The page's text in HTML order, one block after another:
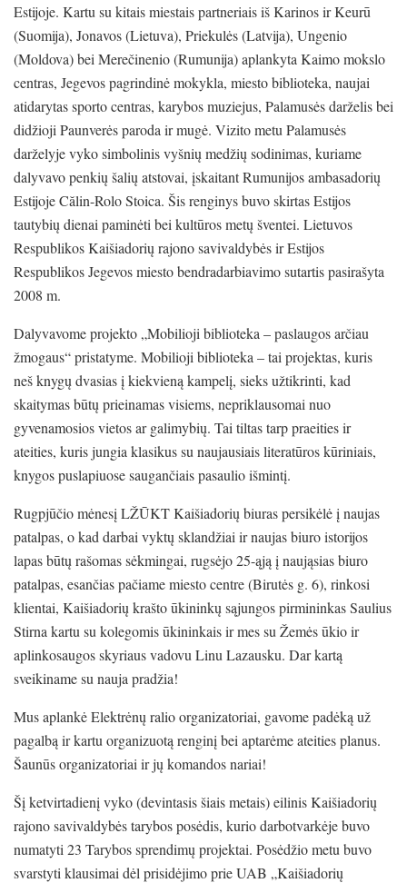
Estijoje. Kartu su kitais miestais partneriais iš Karinos ir Keurū
(Suomija), Jonavos (Lietuva), Priekulės (Latvija), Ungenio
(Moldova) bei Merečinenio (Rumunija) aplankyta Kaimo mokslo
centras, Jegevos pagrindinė mokykla, miesto biblioteka, naujai
atidarytas sporto centras, karybos muziejus, Palamusės darželis bei
didžioji Paunverės paroda ir mugė. Vizito metu Palamusės
darželyje vyko simbolinis vyšnių medžių sodinimas, kuriame
dalyvavo penkių šalių atstovai, įskaitant Rumunijos ambasadorių
Estijoje Călin-Rolo Stoica. Šis renginys buvo skirtas Estijos
tautybių dienai paminėti bei kultūros metų šventei. Lietuvos
Respublikos Kaišiadorių rajono savivaldybės ir Estijos
Respublikos Jegevos miesto bendradarbiavimo sutartis pasirašyta
2008 m.
Dalyvavome projekto „Mobilioji biblioteka – paslaugos arčiau
žmogaus“ pristatyme. Mobilioji biblioteka – tai projektas, kuris
neš knygų dvasias į kiekvieną kampelį, sieks užtikrinti, kad
skaitymas būtų prieinamas visiems, nepriklausomai nuo
gyvenamosios vietos ar galimybių. Tai tiltas tarp praeities ir
ateities, kuris jungia klasikus su naujausiais literatūros kūriniais,
knygos puslapiuose saugančiais pasaulio išmintį.
Rugpjūčio mėnesį LŽŪKT Kaišiadorių biuras persikėlė į naujas
patalpas, o kad darbai vyktų sklandžiai ir naujas biuro istorijos
lapas būtų rašomas sėkmingai, rugsėjo 25-ąją į naująsias biuro
patalpas, esančias pačiame miesto centre (Birutės g. 6), rinkosi
klientai, Kaišiadorių krašto ūkininkų sąjungos pirmininkas Saulius
Stirna kartu su kolegomis ūkininkais ir mes su Žemės ūkio ir
aplinkosaugos skyriaus vadovu Linu Lazausku. Dar kartą
sveikiname su nauja pradžia!
Mus aplankė Elektrėnų ralio organizatoriai, gavome padėką už
pagalbą ir kartu organizuotą renginį bei aptarėme ateities planus.
Šaunūs organizatoriai ir jų komandos nariai!
Šį ketvirtadienį vyko (devintasis šiais metais) eilinis Kaišiadorių
rajono savivaldybės tarybos posėdis, kurio darbotvarkėje buvo
numatyti 23 Tarybos sprendimų projektai. Posėdžio metu buvo
svarstyti klausimai dėl prisidėjimo prie UAB „Kaišiadorių